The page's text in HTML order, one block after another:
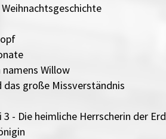
namens Willow
das große Missverständnis
3 - Die heimliche Herrscherin der